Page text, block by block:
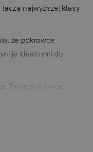
najwyższej klasy
że pokrowce
je idealnymi do
Twoje pokrowce
letniej
swoje przestrzenie